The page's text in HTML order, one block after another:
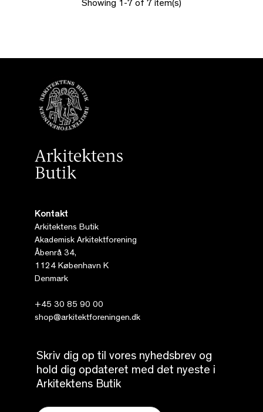
Showing 1-7 of 7 item(s)
Kontakt
Arkitektens Butik
Akademisk Arkitektforening
Åbenrå 34,
1124 København K
Denmark
+45 30 85 90 00
shop@arkitektforeningen.dk
Skriv dig op til vores nyhedsbrev og
hold dig opdateret med det nyeste i
Arkitektens Butik